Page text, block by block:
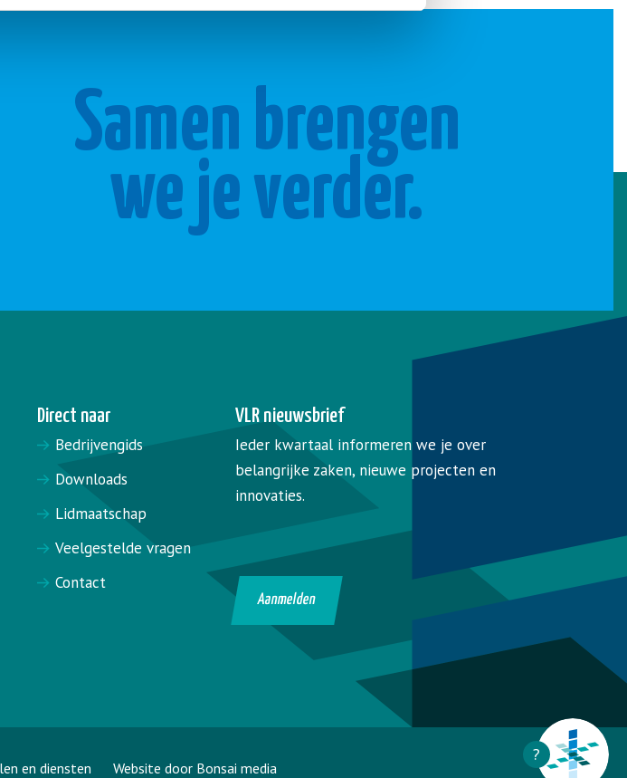
Samen brengen
we je verder.
Direct naar
Bedrijvengids
Downloads
Lidmaatschap
Veelgestelde vragen
Contact
VLR nieuwsbrief
Ieder kwartaal informeren we je over
belangrijke zaken, nieuwe projecten en
innovaties.
Aanmelden
en diensten Website door Bonsai media
?